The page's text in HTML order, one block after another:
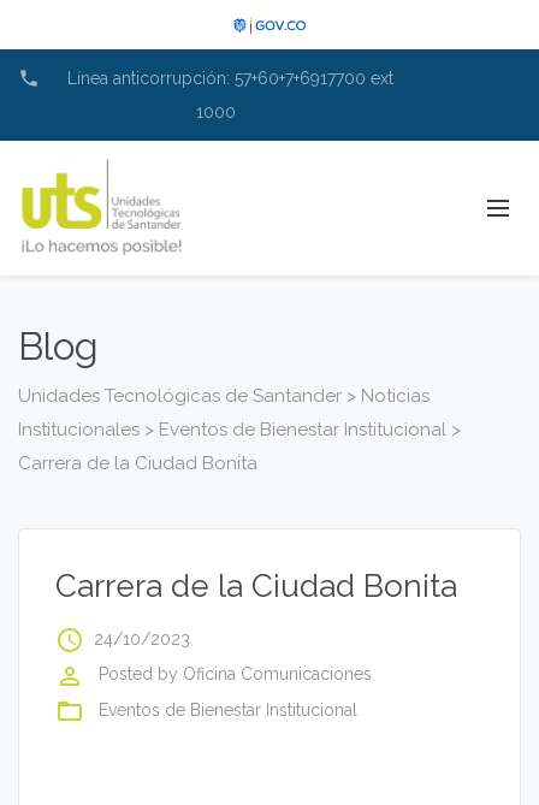
phone
Línea anticorrupción: 57+60+7+6917700 ext
1000
Blog
Unidades Tecnológicas de Santander > Noticias
Institucionales > Eventos de Bienestar Institucional >
Carrera de la Ciudad Bonita
Carrera de la Ciudad Bonita
access_time 24/10/2023
perm_identity Posted by Oficina Comunicaciones
folder_open Eventos de Bienestar Institucional